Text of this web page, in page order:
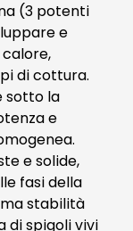
(3 potenti
e
di cottura.
sotto la
e
e solide,
fasi della
stabilità
di spigoli vivi